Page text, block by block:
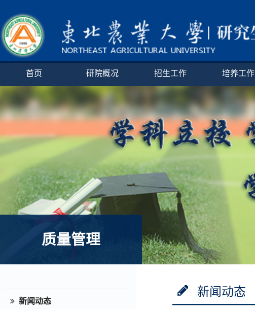
首页 研院概况 招生工作 培养工作
质量管理
新闻动态
新闻动态